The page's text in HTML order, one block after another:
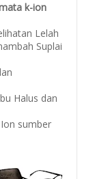
k-ion
Lelah
Suplai
Halus dan
sumber